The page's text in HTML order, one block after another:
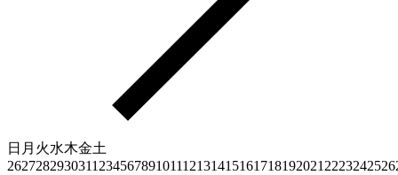
日 月 火水木金土
2627282930311 23456789101112131415161718192021 2223242526